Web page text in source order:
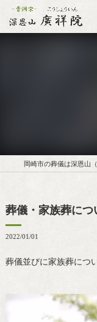
葬儀・家族葬につ
2022/01/01
葬儀並びに家族葬につ